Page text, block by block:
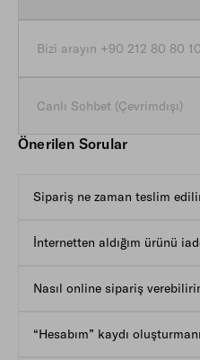
Bizi arayın +90 212 80 80
Canlı Sohbet (Çevrimdışı)
Önerilen Sorular
Sipariş ne zaman teslim
İnternetten aldığım ürünü
Nasıl online sipariş
“Hesabım” kaydı